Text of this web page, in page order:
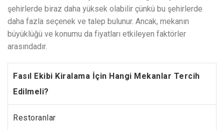
şehirlerde biraz daha yüksek olabilir çünkü bu şehirlerde
daha fazla seçenek ve talep bulunur. Ancak, mekanın
büyüklüğü ve konumu da fiyatları etkileyen faktörler
arasındadır.
Fasıl Ekibi Kiralama İçin Hangi Mekanlar Tercih
Edilmeli?
Restoranlar